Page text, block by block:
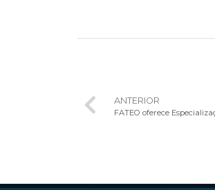
ANTERIOR